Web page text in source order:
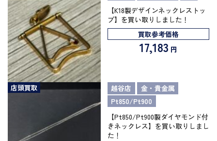
【K18製デザインネックレストッ
プ】を買い取りしました！
買取参考価格
17,183 円
店頭買取 越谷店
金・貴金属
Pt850/Pt900
【Pt850/Pt900製ダイヤモンド付
きネックレス】を買い取りしまし
た！